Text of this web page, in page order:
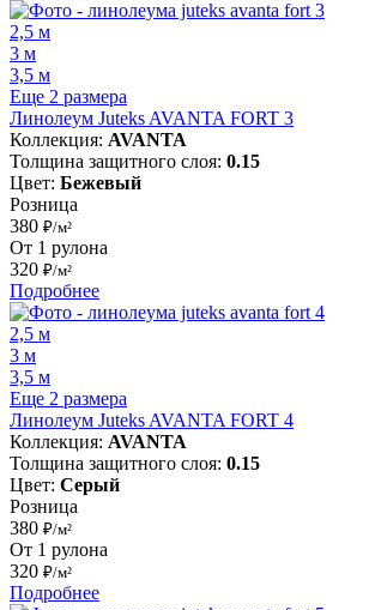
2,5 м
3 м
3,5 м
Еще 2 размера
Линолеум Juteks AVANTA FORT 3
Коллекция: AVANTA
Толщина защитного слоя: 0.15
Цвет: Бежевый
Розница
380 ₽/м²
От 1 рулона
320 ₽/м²
Подробнее
2,5 м
3 м
3,5 м
Еще 2 размера
Линолеум Juteks AVANTA FORT 4
Коллекция: AVANTA
Толщина защитного слоя: 0.15
Цвет: Серый
Розница
380 ₽/м²
От 1 рулона
320 ₽/м²
Подробнее